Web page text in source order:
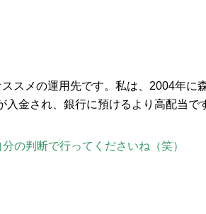
スメの運用先です。私は、2004年に
入金され、銀行に預けるより高配当で
の判断で行ってくださいね（笑）